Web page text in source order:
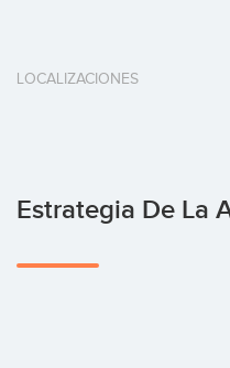
LOCALIZACIONES
Estrategia De La